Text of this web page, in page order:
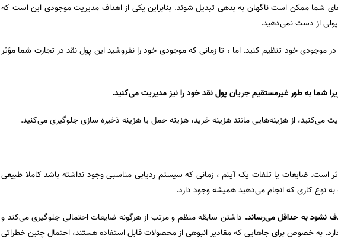
شما ممکن است ناگهان به بدهی تبدیل شوند. بنابراین یکی از اهداف مدیریت موجودی این است که
از دست نمی‌دهید.
موجودی خود تنظیم کنید. اما ، تا زمانی که موجودی خود را نفروشید این پول نقد در تجارت شما مؤثر
شما به طور غیر‌مستقیم جریان پول نقد خود را نیز مدیریت می‌کنید.
می‌کنید، از هزینه‌هایی مانند هزینه خرید، هزینه حمل یا هزینه ذخیره سازی جلوگیری می‌کنید.
است. ضایعات یا تلفات یک آیتم ، زمانی که سیستم ردیابی مناسبی وجود نداشته باشد کاملا طبیعی
نوع کاری که انجام می‌دهید همیشه وجود دارد.
نشود به حداقل می‌رساند. داشتن سابقه منظم و مرتب از هرگونه ضایعات احتمالی جلوگیری می‌کند و
به خصوص برای جاهایی که مقادیر انبوهی از محصولات قابل استفاده هستند، احتمال چنین خطراتی